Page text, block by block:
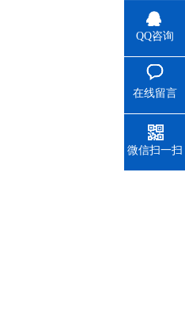
QQ咨询
在线留言
微信扫一扫